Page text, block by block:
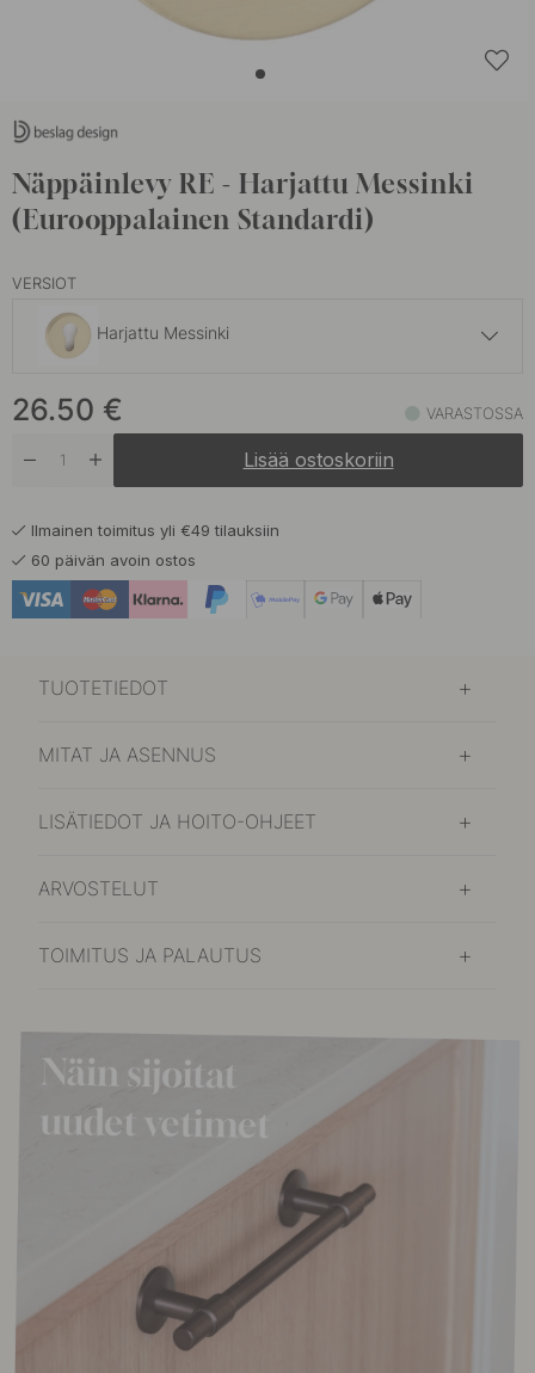
Näppäinlevy RE - Harjattu Messinki
(Eurooppalainen Standardi)
VERSIOT
Harjattu Messinki
Antiikkipronssi Varastossa
Varastossa
Ruostumaton Terässävy
26.50 € VARASTOSSA
Lisää ostoskoriin
Ilmainen toimitus yli €49 tilauksiin
60 päivän avoin ostos
TUOTETIEDOT
MITAT JA ASENNUS
LISÄTIEDOT JA HOITO-OHJEET
ARVOSTELUT
TOIMITUS JA PALAUTUS